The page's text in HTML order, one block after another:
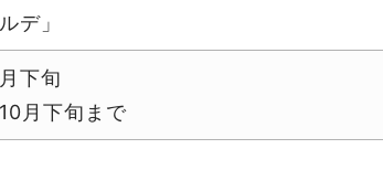
デ」
下旬
月下旬まで